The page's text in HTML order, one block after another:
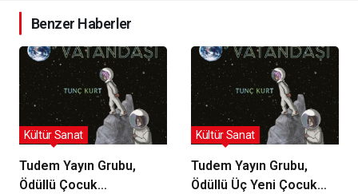
Benzer Haberler
Tudem Yayın Grubu,
Ödüllü Çocuk
Kültür Sanat
Tudem Yayın Grubu,
Ödüllü Üç Yeni Çocuk
Kültür Sanat